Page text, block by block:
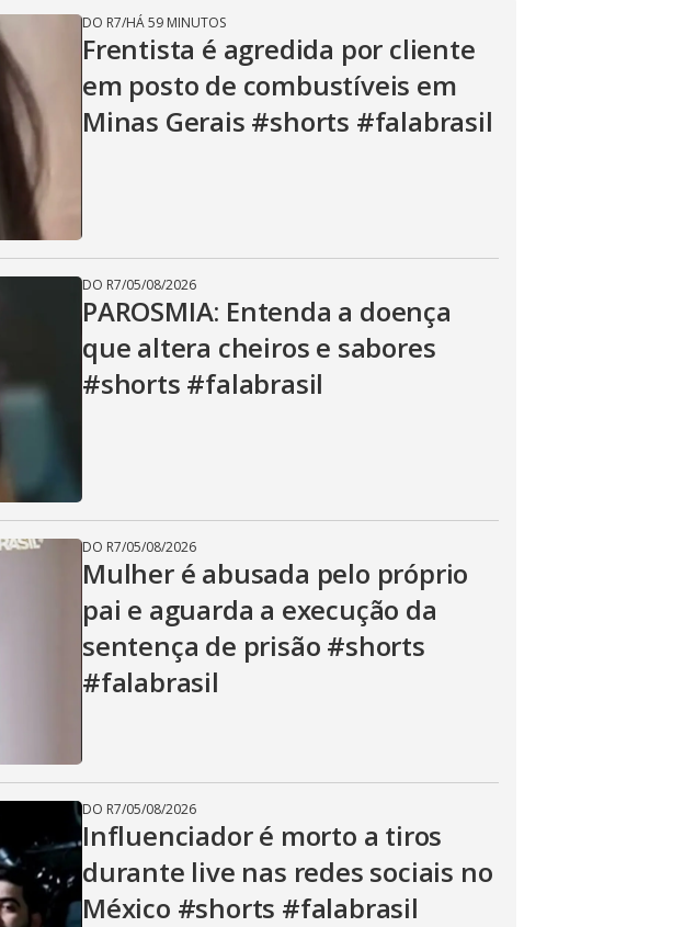
V
i
d
e
o
DO R7/HÁ 59 MINUTOS
Frentista é agredida por cliente
em posto de combustíveis em
Minas Gerais #shorts #falabrasil
DO R7/05/08/2026
PAROSMIA: Entenda a doença
que altera cheiros e sabores
#shorts #falabrasil
DO R7/05/08/2026
Mulher é abusada pelo próprio
pai e aguarda a execução da
sentença de prisão #shorts
#falabrasil
DO R7/05/08/2026
Influenciador é morto a tiros
durante live nas redes sociais no
México #shorts #falabrasil